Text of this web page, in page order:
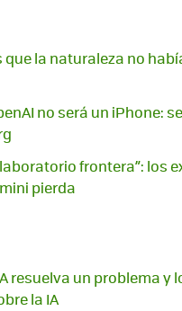
que la naturaleza no
no será un
frontera”: los
pierda
resuelva un problema
la IA